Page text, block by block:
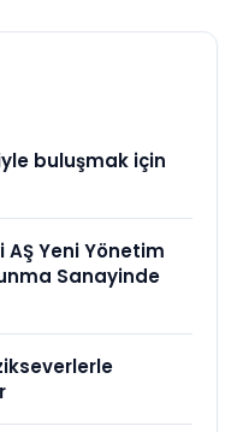
buluşmak için
AŞ Yeni Yönetim
Sanayinde